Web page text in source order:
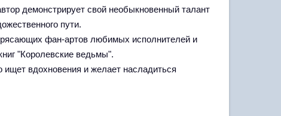
демонстрирует свой необыкновенный талант
пути.
фан-артов любимых исполнителей и
"Королевские ведьмы".
ищет вдохновения и желает насладиться